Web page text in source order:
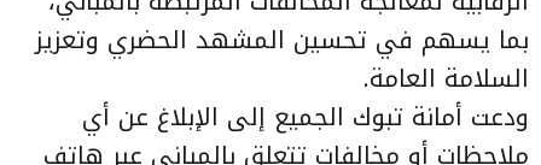
بما يسهم في تحسين المشهد الحضري وتعزيز
السلامة العامة.
ودعت أمانة تبوك الجميع إلى الإبلاغ عن أي
ملاحظات أو مخالفات تتعلق بالمباني عبر هاتف